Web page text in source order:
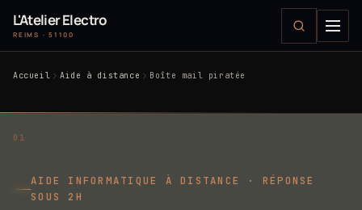
L'Atelier Electro
REIMS · 51100
Accueil Aide à distance Boîte mail piratée
AIDE INFORMATIQUE À DISTANCE · RÉPONSE
SOUS 2H